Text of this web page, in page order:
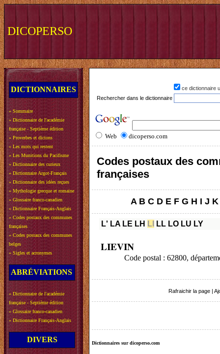
DICOPERSO
DICTIONNAIRES
» Sommaire
» Dictionnaire de l'académie
française - Septième édition
» Proverbes et dictons
» Les mots qui restent
» Les Munitions du Pacifisme
» Dictionnaire des curieux
» Dictionnaire Argot-Français
» Dictionnaire des idées reçues
» Mythologie grecque et romaine
» Glossaire franco-canadien
» Dictionnaire Français-Anglais
» Codes postaux des communes
françaises
» Codes postaux des communes
belges
» Sigles et acronymes
ABRÉVIATIONS
» Dictionnaire de l'académie
française - Septième édition
» Glossaire franco-canadien
» Dictionnaire Français-Anglais
DIVERS
ce dictionnaire
Rechercher dans le dictionnaire
Web dicoperso.com
Codes postaux des
françaises
A B C D E F G H I J K
L' LA LE LH LI LL LO LU LY
LIEVIN
Code postal : 62800,
Rafraichir la page
Dictionnaires sur dicoperso.com